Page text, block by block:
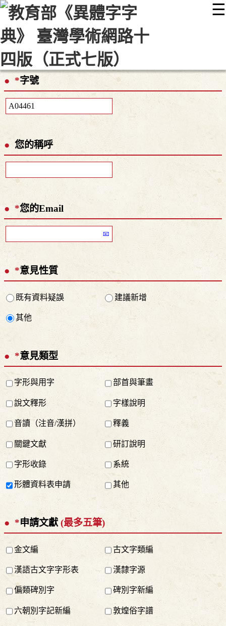
☰
::: 最新消息 常見問題 編輯說明
顯示模式
網站導覽
*字號
您的稱呼
*您的Email
*意見性質
既有資料疑誤 建議新增
其他
*意見類型
字形與用字 部首與筆畫
說文釋形 字樣說明
音讀（注音/漢拼） 釋義
關鍵文獻 研訂說明
字形收錄 系統
形體資料表申請 其他
*申請文獻 (最多五筆)
金文編 古文字類編
漢語古文字字形表 漢隸字源
偏類碑別字 碑別字新編
六朝別字記新編 敦煌俗字譜